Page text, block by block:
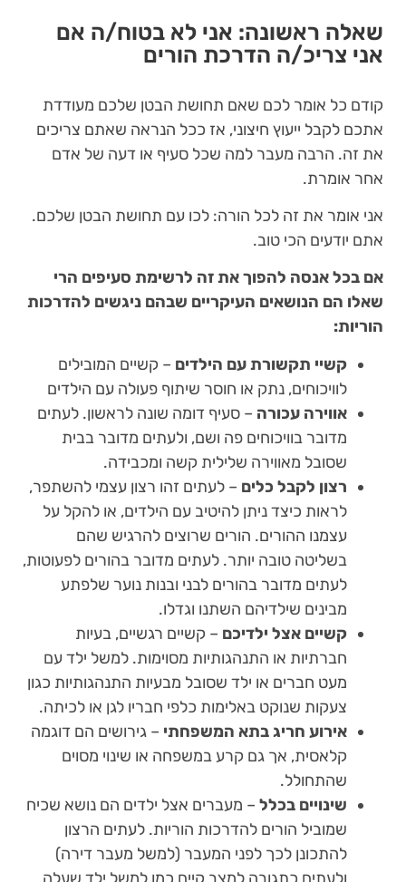
שאלה ראשונה: אני לא בטוח/ה אם
אני צריכ/ה הדרכת הורים
קודם כל אומר לכם שאם תחושת הבטן שלכם מעודדת
אתכם לקבל ייעוץ חיצוני, אז ככל הנראה שאתם צריכים
את זה. הרבה מעבר למה שכל סעיף או דעה של אדם
אחר אומרת.
אני אומר את זה לכל הורה: לכו עם תחושת הבטן שלכם.
אתם יודעים הכי טוב.
אם בכל אנסה להפוך את זה לרשימת סעיפים הרי
שאלו הם הנושאים העיקריים שבהם ניגשים להדרכות
הוריות:
קשיי תקשורת עם הילדים – קשיים המובילים
לוויכוחים, נתק או חוסר שיתוף פעולה עם הילדים
אווירה עכורה – סעיף דומה שונה לראשון. לעתים
מדובר בוויכוחים פה ושם, ולעתים מדובר בבית
שסובל מאווירה שלילית קשה ומכבידה.
רצון לקבל כלים – לעתים זהו רצון עצמי להשתפר,
לראות כיצד ניתן להיטיב עם הילדים, או להקל על
עצמנו ההורים. הורים שרוצים להרגיש שהם
בשליטה טובה יותר. לעתים מדובר בהורים לפעוטות,
לעתים מדובר בהורים לבני ובנות נוער שלפתע
מבינים שילדיהם השתנו וגדלו.
קשיים אצל ילדיכם – קשיים רגשיים, בעיות
חברתיות או התנהגותיות מסוימות. למשל ילד עם
מעט חברים או ילד שסובל מבעיות התנהגותיות כגון
צעקות שנוקט באלימות כלפי חבריו לגן או לכיתה.
אירוע חריג בתא המשפחתי – גירושים הם דוגמה
קלאסית, אך גם קרע במשפחה או שינוי מסוים
שהתחולל.
שינויים בכלל – מעברים אצל ילדים הם נושא שכיח
שמוביל הורים להדרכות הוריות. לעתים הרצון
להתכונן לכך לפני המעבר (למשל מעבר דירה)